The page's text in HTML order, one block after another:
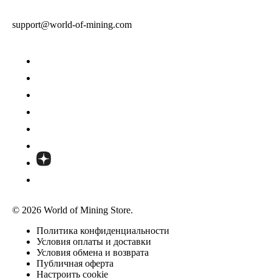
support@world-of-mining.com
© 2026 World of Mining Store.
Политика конфиденциальности
Условия оплаты и доставки
Условия обмена и возврата
Публичная оферта
Настроить cookie